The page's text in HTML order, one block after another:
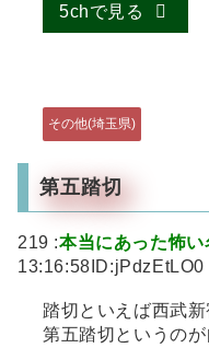
5chで見る
その他(埼玉県)
第五踏切
219 :本当にあった怖い
13:16:58ID:jPdzEtLO0
踏切といえば西武
第五踏切というのが